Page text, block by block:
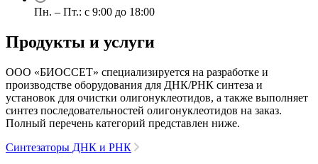
Пн. – Пт.: с 9:00 до 18:00
Продукты и услуги
ООО «БИОССЕТ» специализируется на разработке и
производстве оборудования для ДНК/РНК синтеза и
установок для очистки олигонуклеотидов, а также выполняет
синтез последовательностей олигонуклеотидов на заказ.
Полный перечень категорий представлен ниже.
Синтезаторы ДНК и РНК